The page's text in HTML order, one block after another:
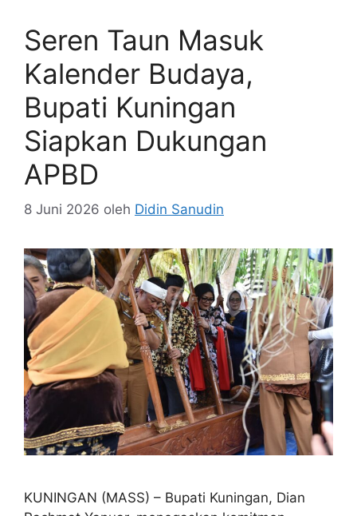
Seren Taun Masuk
Kalender Budaya,
Bupati Kuningan
Siapkan Dukungan
APBD
8 Juni 2026 oleh Didin Sanudin
KUNINGAN (MASS) – Bupati Kuningan, Dian